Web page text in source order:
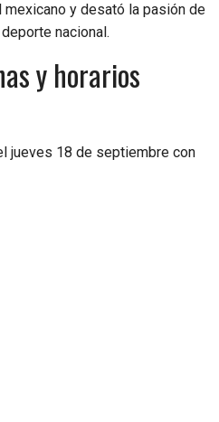
y desató la pasión de
nacional.
y horarios
jueves 18 de septiembre con